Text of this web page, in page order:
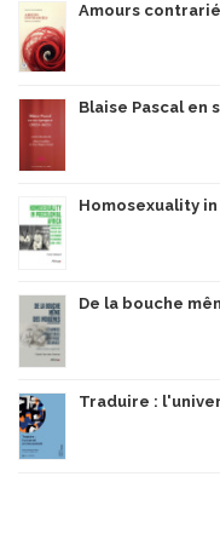
Amours
Blaise Pascal en
Homosexuality
De la bouche
Traduire :